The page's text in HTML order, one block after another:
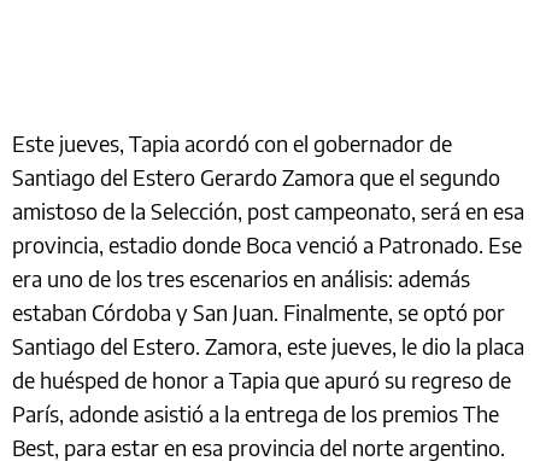
Este jueves, Tapia acordó con el gobernador de
Santiago del Estero Gerardo Zamora que el segundo
amistoso de la Selección, post campeonato, será en esa
provincia, estadio donde Boca venció a Patronado. Ese
era uno de los tres escenarios en análisis: además
estaban Córdoba y San Juan. Finalmente, se optó por
Santiago del Estero. Zamora, este jueves, le dio la placa
de huésped de honor a Tapia que apuró su regreso de
París, adonde asistió a la entrega de los premios The
Best, para estar en esa provincia del norte argentino.